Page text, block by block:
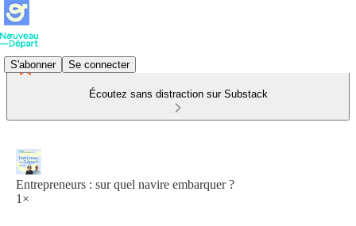
S'abonner Se connecter
Écoutez sans distraction sur Substack
Entrepreneurs : sur quel navire embarquer ?
1×